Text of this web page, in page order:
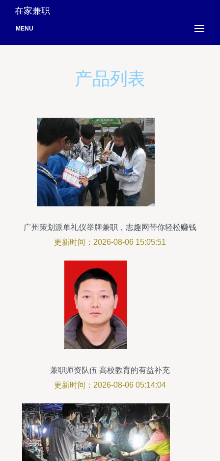
在家兼职
MENU
产品列表
广州策划派单礼仪举牌兼职，志趣网带你轻松赚钱
更新时间：2026-08-06 15:05:51
兼职师资队伍 高校教育的有益补充
更新时间：2026-08-06 05:14:04